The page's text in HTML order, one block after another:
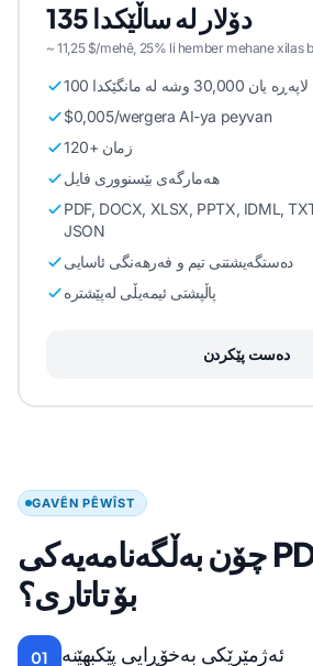
135 دۆلار لە ساڵێکدا
~ 11,25 $/mehê, 25% li hember mehane xilas
100 لاپەڕە یان 30,000 وشە لە مانگێکدا
$0,005/wergera AI-ya peyvan
120+ زمان
هەمارگەی بێسنووری فایل
PDF, DOCX, XLSX, PPTX, IDML,
JSON
دەستگەیشتنی تیم و فەرهەنگی ئاسایی
پاڵپشتی ئیمەیڵی لەپێشترە
دەست پێکردن
GAVÊN PÊWÎST
چۆن بەڵگەنامەیەکی PDF وەربگێڕین
بۆ تاتاری؟
01 ئەژمێرێکی بەخۆڕایی پێکبهێنە